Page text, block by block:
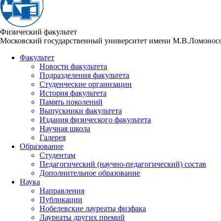
Физический факультет
Московский государственный университет имени
Факультет
Новости факультета
Подразделения факультета
Студенческие организации
История факультета
Память поколений
Выпускники факультета
Издания физического факультета
Научная школа
Галерея
Образование
Студентам
Педагогический (научно-педагогический) состав
Дополнительное образование
Наука
Направления
Публикации
Нобелевские лауреаты физфака
Лауреаты других премий